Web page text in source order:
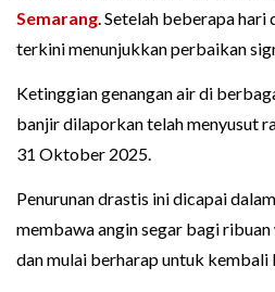
Semarang. Setelah beberapa
terkini menunjukkan perbaikan
Ketinggian genangan air di
banjir dilaporkan telah menyusut
31 Oktober 2025.
Penurunan drastis ini dicapai
membawa angin segar bagi
dan mulai berharap untuk